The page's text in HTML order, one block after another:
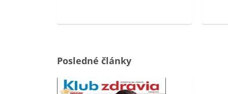
Posledné články